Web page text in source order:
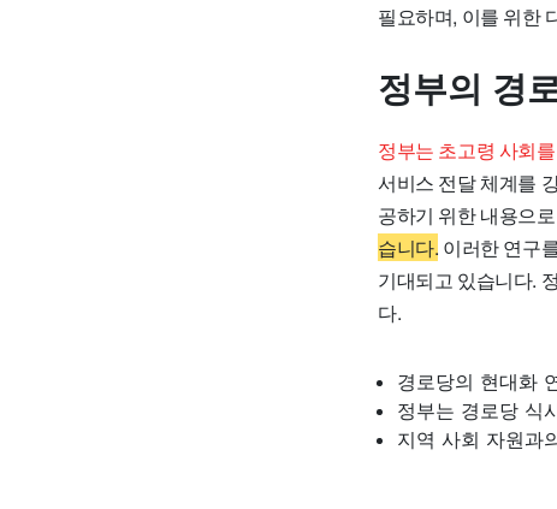
필요하며, 이를 위한
정부의 경
정부는 초고령 사회
서비스 전달 체계를
공하기 위한 내용으
습니다. 이러한 연구
기대되고 있습니다.
다.
경로당의 현대화
정부는 경로당 식
지역 사회 자원과